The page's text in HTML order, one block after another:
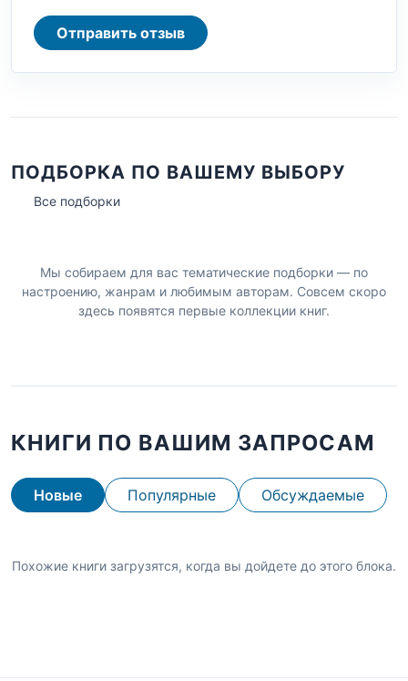
Отправить отзыв
ПОДБОРКА ПО ВАШЕМУ ВЫБОРУ
Все подборки
Мы собираем для вас тематические подборки — по
настроению, жанрам и любимым авторам. Совсем скоро
здесь появятся первые коллекции книг.
КНИГИ ПО ВАШИМ ЗАПРОСАМ
Новые Популярные Обсуждаемые
Похожие книги загрузятся, когда вы дойдете до этого блока.